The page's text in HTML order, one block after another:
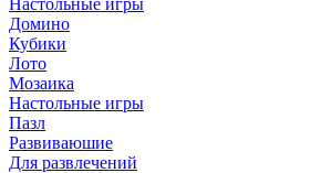
Настольные игры
Домино
Кубики
Лото
Мозаика
Настольные игры
Пазл
Развиваюшие
Для развлечений